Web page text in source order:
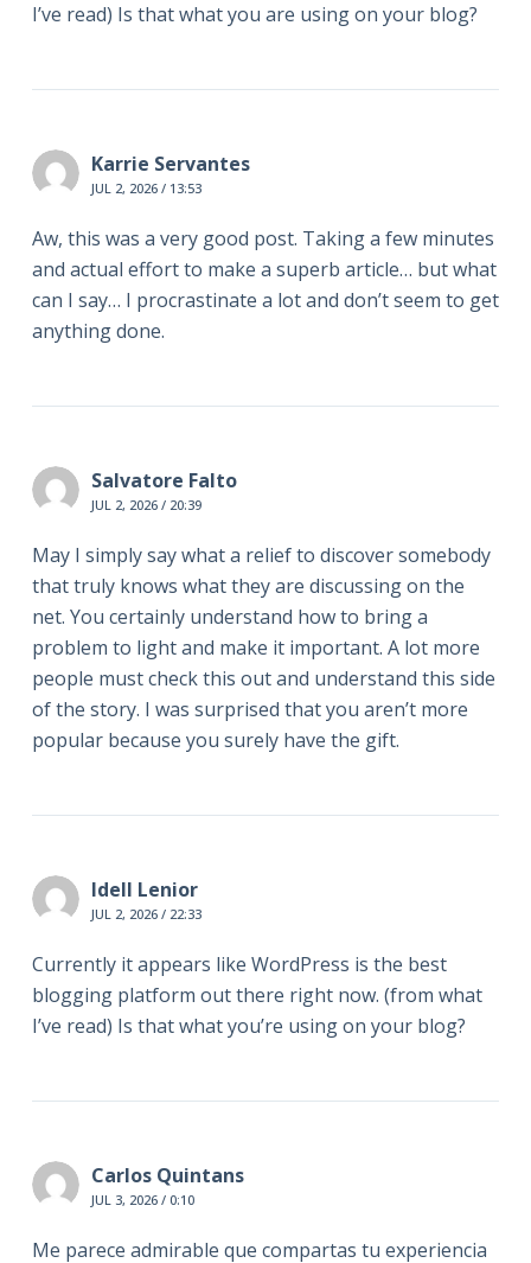
I’ve read) Is that what you are using on your blog?
Karrie Servantes
JUL 2, 2026 / 13:53
Aw, this was a very good post. Taking a few minutes
and actual effort to make a superb article… but what
can I say… I procrastinate a lot and don’t seem to get
anything done.
Salvatore Falto
JUL 2, 2026 / 20:39
May I simply say what a relief to discover somebody
that truly knows what they are discussing on the
net. You certainly understand how to bring a
problem to light and make it important. A lot more
people must check this out and understand this side
of the story. I was surprised that you aren’t more
popular because you surely have the gift.
Idell Lenior
JUL 2, 2026 / 22:33
Currently it appears like WordPress is the best
blogging platform out there right now. (from what
I’ve read) Is that what you’re using on your blog?
Carlos Quintans
JUL 3, 2026 / 0:10
Me parece admirable que compartas tu experiencia